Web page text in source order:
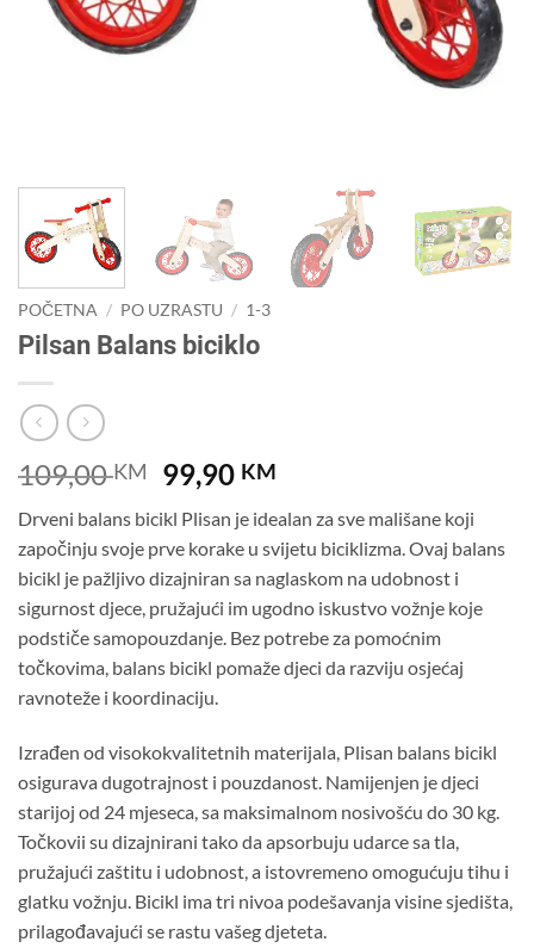
POČETNA / PO UZRASTU / 1-3
Pilsan Balans biciklo
109,00KM
Original
price
was:
109,00 KM.
99,90 KM
is:
99,90 KM.
Drveni balans bicikl Plisan je idealan za sve mališane koji
započinju svoje prve korake u svijetu biciklizma. Ovaj balans
bicikl je pažljivo dizajniran sa naglaskom na udobnost i
sigurnost djece, pružajući im ugodno iskustvo vožnje koje
podstiče samopouzdanje. Bez potrebe za pomoćnim
točkovima, balans bicikl pomaže djeci da razviju osjećaj
ravnoteže i koordinaciju.
Izrađen od visokokvalitetnih materijala, Plisan balans bicikl
osigurava dugotrajnost i pouzdanost. Namijenjen je djeci
starijoj od 24 mjeseca, sa maksimalnom nosivošću do 30 kg.
Točkovii su dizajnirani tako da apsorbuju udarce sa tla,
pružajući zaštitu i udobnost, a istovremeno omogućuju tihu i
glatku vožnju. Bicikl ima tri nivoa podešavanja visine sjedišta,
prilagođavajući se rastu vašeg djeteta.